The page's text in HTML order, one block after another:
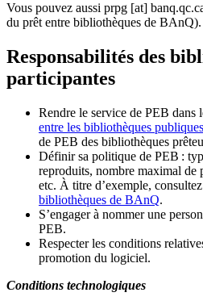
Vous pouvez aussi prpg [at]
du prêt entre bibliothèques de BAnQ).
Responsabilités des
participantes
Rendre le service de PEB dans
entre les bibliothèques
de PEB des bibliothèques
Définir sa politique de PEB :
reproduits, nombre maximal de
etc. À titre d’exemple,
bibliothèques de BAnQ.
S’engager à nommer une
PEB.
Respecter les conditions
promotion du logiciel.
Conditions technologiques